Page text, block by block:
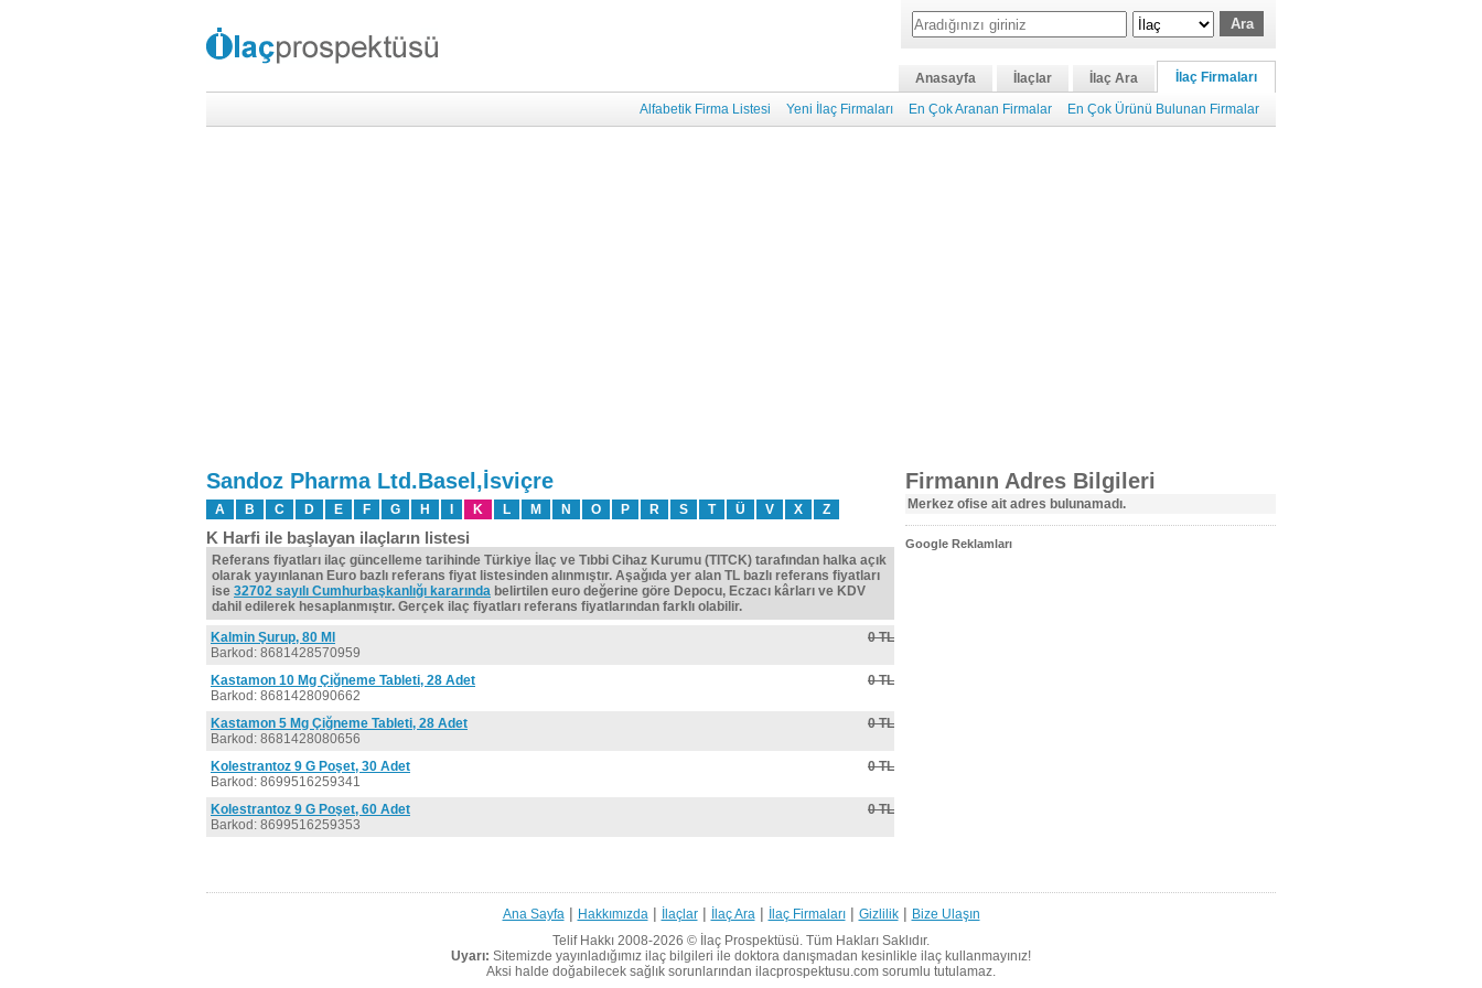
Anasayfa İlaçlar İlaç Ara İlaç Firmaları
Alfabetik Firma Listesi Yeni İlaç Firmaları En Çok Aranan Firmalar En Çok Ürünü Bulunan Firmalar
Sandoz Pharma Ltd.Basel,İsviçre
A B C D E F G H K L M N O P R S T Ü V X Z
K Harfi ile başlayan ilaçların listesi
Referans fiyatları ilaç güncelleme tarihinde Türkiye İlaç ve Tıbbi Cihaz Kurumu (TITCK) tarafından halka açık
olarak yayınlanan Euro bazlı referans fiyat listesinden alınmıştır. Aşağıda yer alan TL bazlı referans fiyatları
ise 32702 sayılı Cumhurbaşkanlığı kararında belirtilen euro değerine göre Depocu, Eczacı kârları ve KDV
dahil edilerek hesaplanmıştır. Gerçek ilaç fiyatları referans fiyatlarından farklı olabilir.
Kalmin Şurup, 80 Ml
Barkod: 8681428570959
0 TL
Kastamon 10 Mg Çiğneme Tableti, 28 Adet
Barkod: 8681428090662
0 TL
Kastamon 5 Mg Çiğneme Tableti, 28 Adet
Barkod: 8681428080656
0 TL
Kolestrantoz 9 G Poşet, 30 Adet
Barkod: 8699516259341
0 TL
Kolestrantoz 9 G Poşet, 60 Adet
Barkod: 8699516259353
0 TL
Firmanın Adres Bilgileri
Merkez ofise ait adres bulunamadı.
Google Reklamları
Ana Sayfa | Hakkımızda | İlaçlar| İlaç Ara | İlaç Firmaları| Gizlilik| Bize Ulaşın
Telif Hakkı 2008-2026 ©
İlaç Prospektüsü. Tüm Hakları Saklıdır.
Uyarı: Sitemizde yayınladığımız ilaç bilgileri ile doktora danışmadan kesinlikle ilaç kullanmayınız!
Aksi halde doğabilecek sağlık sorunlarından ilacprospektusu.com sorumlu tutulamaz.